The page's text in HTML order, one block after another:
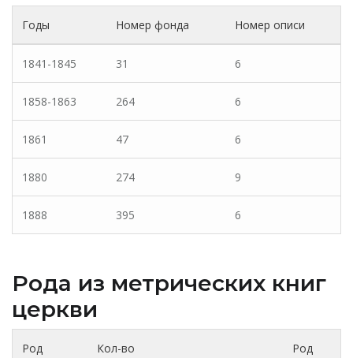
Годы Номер фонда Номер описи
1841-1845 31 6
1858-1863 264 6
1861 47 6
1880 274 9
1888 395 6
Рода из метрических книг
церкви
Род
Кол-во
Род